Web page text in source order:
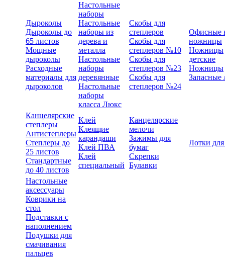
Дыроколы
Дыроколы до
65 листов
Мощные
дыроколы
Расходные
материалы для
дыроколов
Настольные
наборы
Настольные
наборы из
дерева и
металла
Настольные
наборы
деревянные
Настольные
наборы
класса Люкс
Скобы для
степлеров
Скобы для
степлеров №10
Скобы для
степлеров №23
Скобы для
степлеров №24
Офисные
ножницы
Ножницы
детские
Ножницы
Запасные
Канцелярские
степлеры
Антистеплеры
Степлеры до
25 листов
Стандартные
до 40 листов
Клей
Клеящие
карандаши
Клей ПВА
Клей
специальный
Канцелярские
мелочи
Зажимы для
бумаг
Скрепки
Булавки
Лотки
Настольные
аксессуары
Коврики на
стол
Подставки с
наполнением
Подушки для
смачивания
пальцев